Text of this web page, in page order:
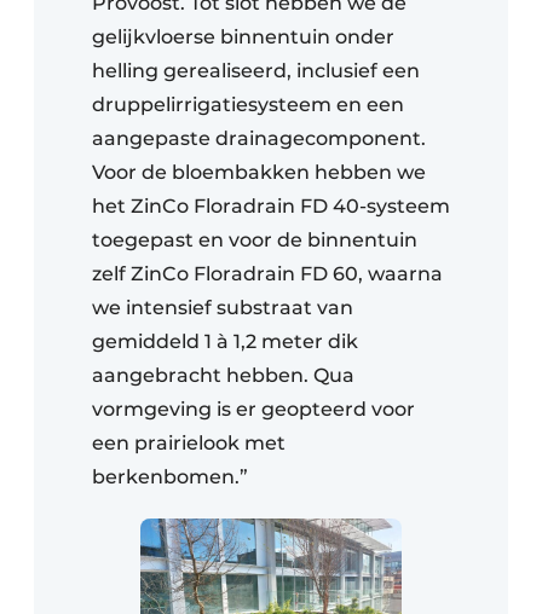
gelijkvloerse binnentuin onder
helling gerealiseerd, inclusief een
druppelirrigatiesysteem en een
aangepaste drainagecomponent.
Voor de bloembakken hebben we
het ZinCo Floradrain FD 40-systeem
toegepast en voor de binnentuin
zelf ZinCo Floradrain FD 60, waarna
we intensief substraat van
gemiddeld 1 à 1,2 meter dik
aangebracht hebben. Qua
vormgeving is er geopteerd voor
een prairielook met
berkenbomen.”